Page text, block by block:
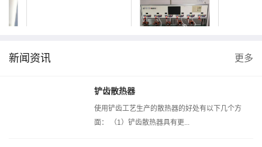
新闻资讯 更多
铲齿散热器
使用铲齿工艺生产的散热器的好处有以下几个方
面： （1）铲齿散热器具有更...